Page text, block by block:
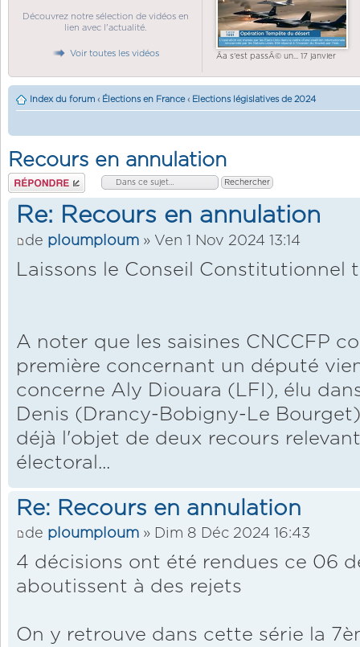
Découvrez notre sélection de vidéos en
lien avec l'actualité.
Voir toutes les vidéos Ãa s'est passÃ© un... 17 janvier
Index du forum ‹ Élections en France ‹ Elections législatives de 2024
Recours en annulation
Répondre
Re: Recours en annulation
de ploumploum » Ven 1 Nov 2024 13:14
Laissons le Conseil Constitutionnel
A noter que les saisines CNCCFP
première concernant un député
concerne Aly Diouara (LFI), élu
Denis (Drancy-Bobigny-Le
déjà l'objet de deux recours
électoral...
Re: Recours en annulation
de ploumploum » Dim 8 Déc 2024 16:43
4 décisions ont été rendues ce 06
aboutissent à des rejets
On y retrouve dans cette série la